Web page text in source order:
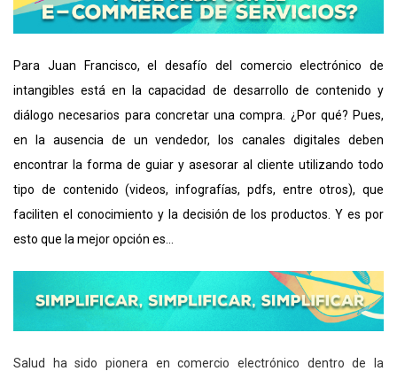
Para Juan Francisco, el desafío del comercio electrónico de
intangibles está en la capacidad de desarrollo de contenido y
diálogo necesarios para concretar una compra. ¿Por qué? Pues,
en la ausencia de un vendedor, los canales digitales deben
encontrar la forma de guiar y asesorar al cliente utilizando todo
tipo de contenido (videos, infografías, pdfs, entre otros), que
faciliten el conocimiento y la decisión de los productos. Y es por
esto que la mejor opción es…
Salud ha sido pionera en comercio electrónico dentro de la